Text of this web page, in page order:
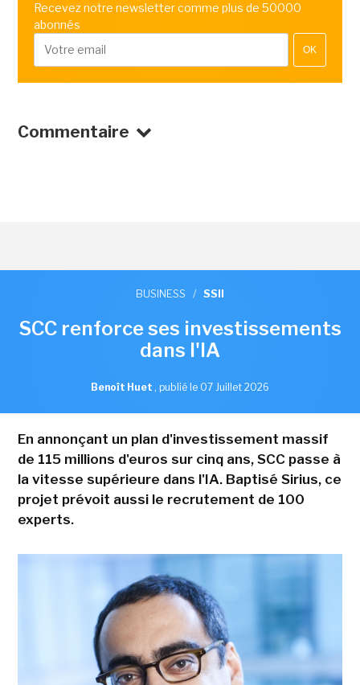
Recevez notre newsletter comme plus de 50000
abonnés
OK
Commentaire
BUSINESS / SSII
SCC renforce ses investissements
dans l'IA
Benoît Huet , publié le 07 Juillet 2026
En annonçant un plan d'investissement massif
de 115 millions d'euros sur cinq ans, SCC passe à
la vitesse supérieure dans l'IA. Baptisé Sirius, ce
projet prévoit aussi le recrutement de 100
experts.